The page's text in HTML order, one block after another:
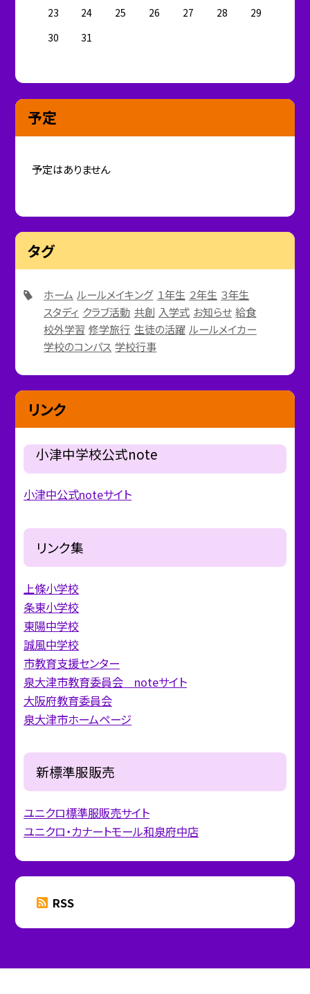
23
24 25 26 27 28
29
30
31
予定
予定はありません
タグ
ホーム ルールメイキング １年生 ２年生 ３年生
スタディ クラブ活動 共創 入学式 お知らせ 給食
校外学習 修学旅行 生徒の活躍 ルールメイカー
学校のコンパス 学校行事
リンク
小津中学校公式note
小津中公式noteサイト
リンク集
上條小学校
条東小学校
東陽中学校
誠風中学校
市教育支援センター
泉大津市教育委員会 noteサイト
大阪府教育委員会
泉大津市ホームページ
新標準服販売
ユニクロ標準服販売サイト
ユニクロ・カナートモール和泉府中店
RSS